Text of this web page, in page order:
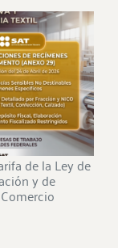
de la Ley de
y de